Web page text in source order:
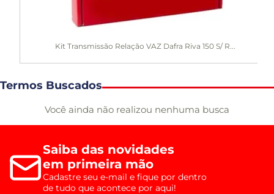
Kit Transmissão Relação VAZ Dafra Riva 150 S/ R...
Termos Buscados
Você ainda não realizou nenhuma busca
Saiba das novidades
em primeira mão
Cadastre seu e-mail e fique por dentro
de tudo que acontece por aqui!